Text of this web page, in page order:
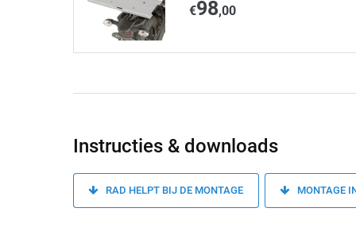
€98,00
Instructies & downloads
RAD HELPT BIJ DE MONTAGE MONTAGE